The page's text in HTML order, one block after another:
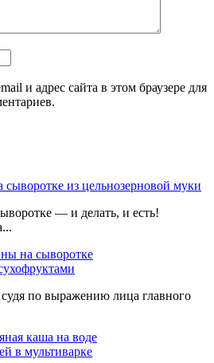
и адрес сайта в этом браузере для
из цельнозерновой муки
— и делать, и есть!
по выражению лица главного
в мультиварке